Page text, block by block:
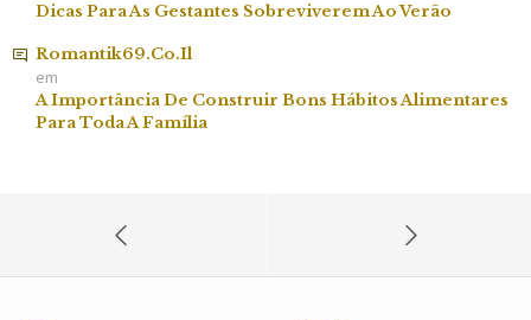
Dicas Para As Gestantes Sobreviverem Ao Verão
Romantik69.co.il
em
A Importância De Construir Bons Hábitos Alimentares
Para Toda A Família